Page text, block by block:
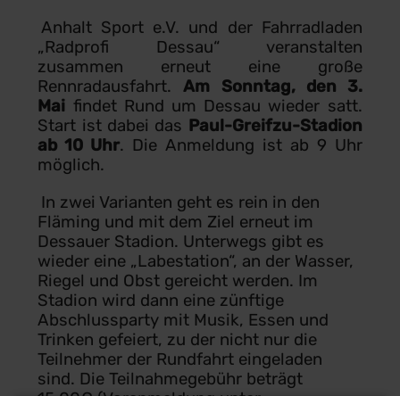
Anhalt Sport e.V. und der Fahrradladen
„Radprofi Dessau“ veranstalten
zusammen erneut eine große
Rennradausfahrt.Am Sonntag, den 3.
Mai findet Rund um Dessau wieder satt.
Start ist dabei das Paul-Greifzu-Stadion
ab 10 Uhr. Die Anmeldung ist ab 9 Uhr
möglich.
In zwei Varianten geht es rein in den
Fläming und mit dem Ziel erneut im
Dessauer Stadion. Unterwegs gibt es
wieder eine „Labestation“, an der Wasser,
Riegel und Obst gereicht werden. Im
Stadion wird dann eine zünftige
Abschlussparty mit Musik, Essen und
Trinken gefeiert, zu der nicht nur die
Teilnehmer der Rundfahrt eingeladen
sind. Die Teilnahmegebühr beträgt